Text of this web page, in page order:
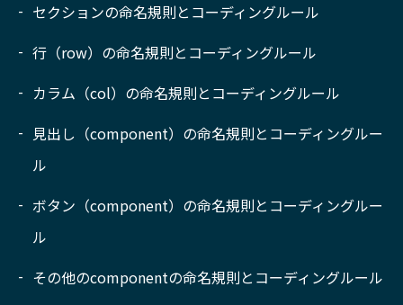
セクションの命名規則とコーディングルール
行（row）の命名規則とコーディングルール
カラム（col）の命名規則とコーディングルール
見出し（component）の命名規則とコーディングルー
ル
ボタン（component）の命名規則とコーディングルー
ル
その他のcomponentの命名規則とコーディングルール